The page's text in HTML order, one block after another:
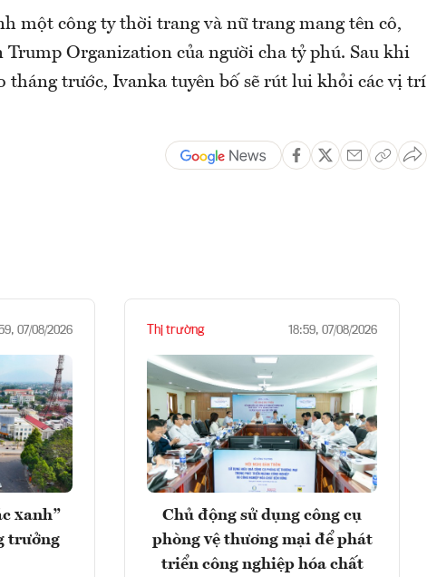
một công ty thời trang và nữ trang mang tên cô,
Trump Organization của người cha tỷ phú. Sau khi
tháng trước, Ivanka tuyên bố sẽ rút lui khỏi các vị trí
07/08/2026
xanh”
trưởng
Thị trường 18:59, 07/08/2026
Chủ động sử dụng công cụ
phòng vệ thương mại để phát
triển công nghiệp hóa chất